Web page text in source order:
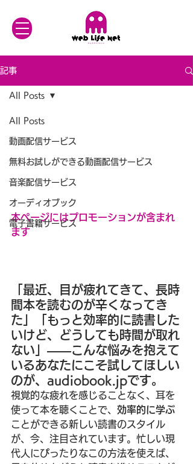
記事
All Posts
動画配信サービス
無料お試しができる動画配信サービス
音楽配信サービス
オーディオブック
電子書籍サービス
All Posts
本ページにはプロモーションが含まれ
ます
「最近、目が疲れてきて、長時
間本を読むのが辛くなってき
た」「もっと効率的に読書した
いけど、どうしても時間が取れ
ない」――こんな悩みを抱えて
いるあなたにこそ試してほしい
のが、 audiobook.jpです。
視覚的な疲れを感じることなく、耳を
使って本を聴くことで、 効率的に学ぶ
ことができる新しい読書のスタイル
が、今、注目されています。忙しい現
代人にぴったりなこの方法を使えば、